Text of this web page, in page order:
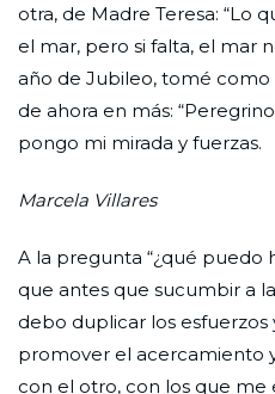
otra, de Madre Teresa: “Lo
el mar, pero si falta, el mar
año de Jubileo, tomé como
de ahora en más:
pongo mi mirada y fuerzas.
Marcela Villares
A la pregunta “¿qué puedo
que antes que sucumbir a
debo duplicar los esfuerzos
promover el acercamiento
con el otro, con los que me